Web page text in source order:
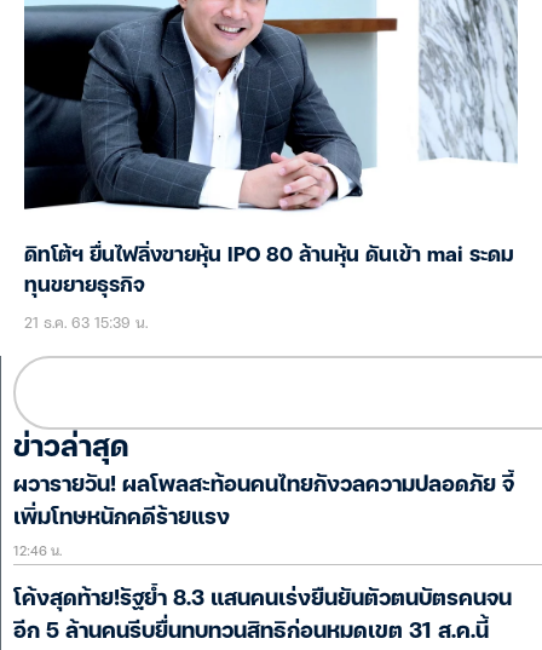
ดิทโต้ฯ ยื่นไฟลิ่งขายหุ้น IPO 80 ล้านหุ้น ดันเข้า mai ระดม
ทุนขยายธุรกิจ
21 ธ.ค. 63 15:39 น.
ข่าวล่าสุด
ผวารายวัน! ผลโพลสะท้อนคนไทยกังวลความปลอดภัย จี้
เพิ่มโทษหนักคดีร้ายแรง
12:46 น.
โค้งสุดท้าย!รัฐย้ำ 8.3 แสนคนเร่งยืนยันตัวตนบัตรคนจน
อีก 5 ล้านคนรีบยื่นทบทวนสิทธิก่อนหมดเขต 31 ส.ค.นี้